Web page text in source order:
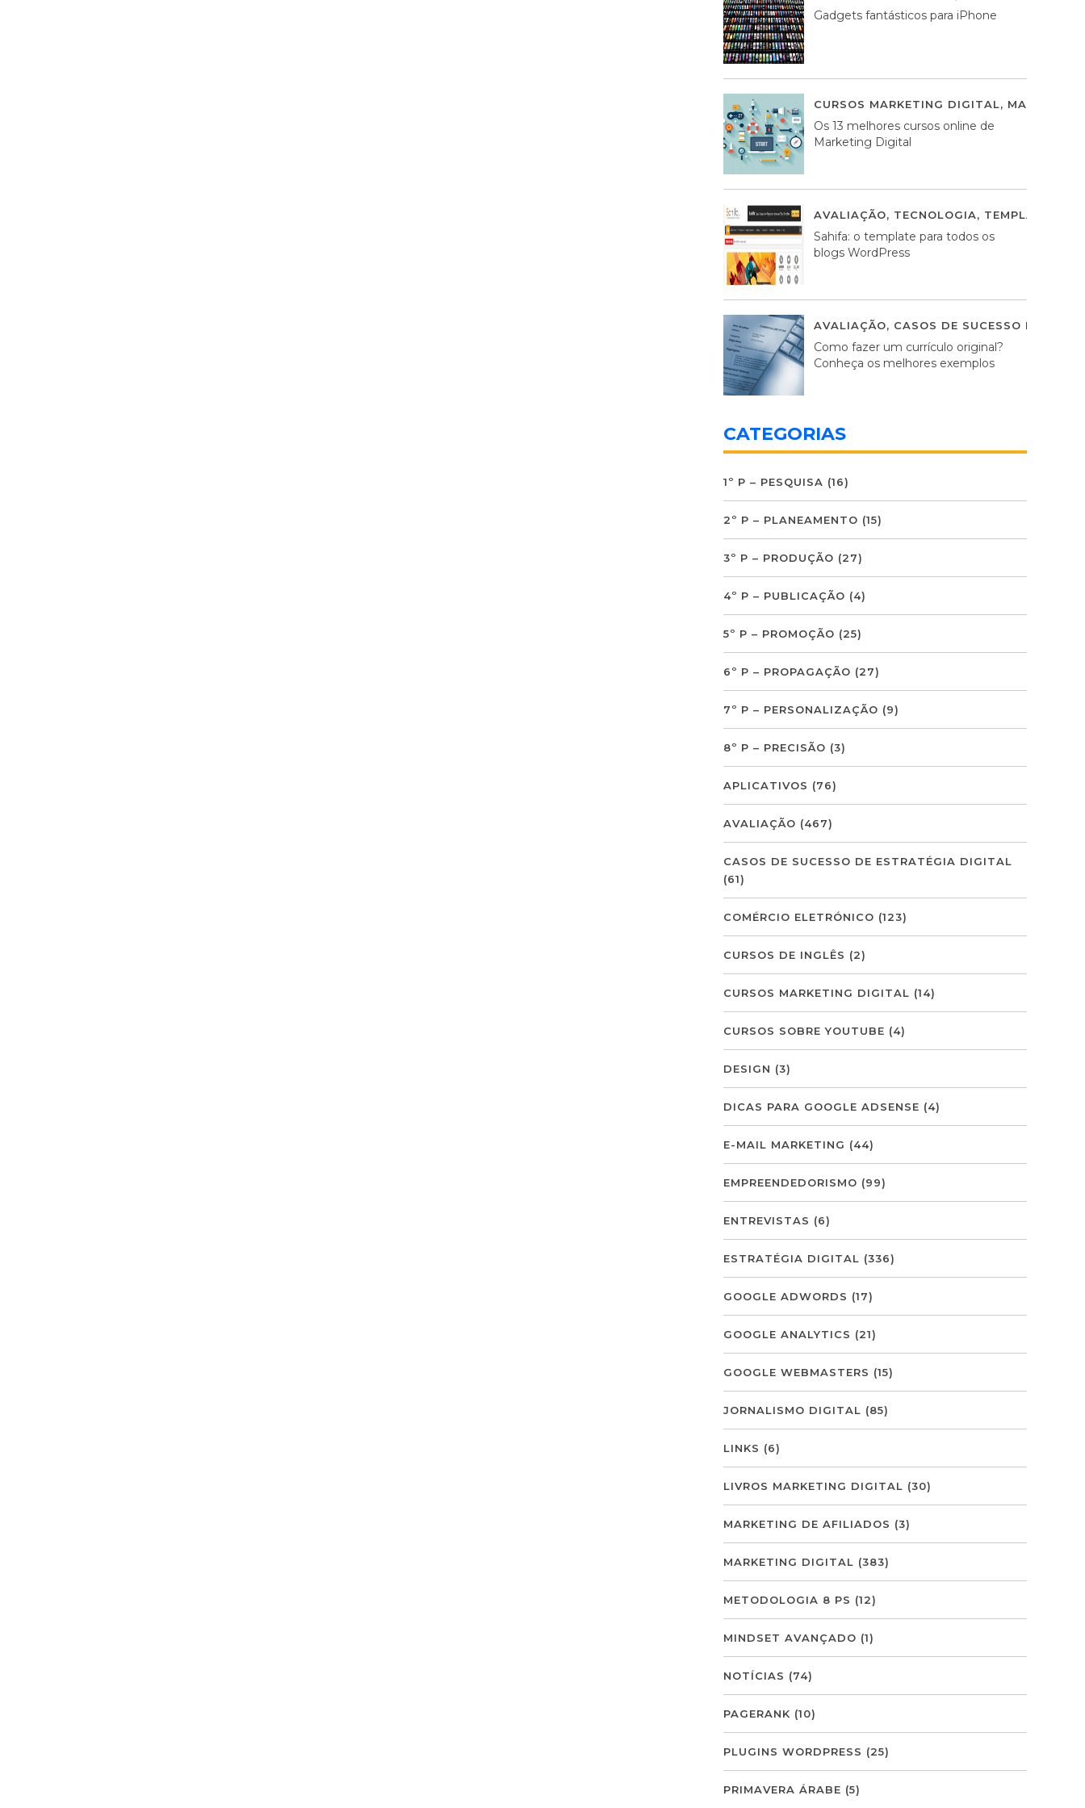
Gadgets fantásticos para iPhone
CURSOS MARKETING DIGITAL,
Os 13 melhores cursos online de
Marketing Digital
AVALIAÇÃO, TECNOLOGIA, TEMPLATES
Sahifa: o template para todos os
blogs WordPress
AVALIAÇÃO, CASOS DE SUCESSO DE
Como fazer um currículo original?
Conheça os melhores exemplos
CATEGORIAS
1º P – PESQUISA (16)
2º P – PLANEAMENTO (15)
3º P – PRODUÇÃO (27)
4º P – PUBLICAÇÃO (4)
5º P – PROMOÇÃO (25)
6º P – PROPAGAÇÃO (27)
7º P – PERSONALIZAÇÃO (9)
8º P – PRECISÃO (3)
APLICATIVOS (76)
AVALIAÇÃO (467)
CASOS DE SUCESSO DE ESTRATÉGIA DIGITAL
(61)
COMÉRCIO ELETRÓNICO (123)
CURSOS DE INGLÊS (2)
CURSOS MARKETING DIGITAL (14)
CURSOS SOBRE YOUTUBE (4)
DESIGN (3)
DICAS PARA GOOGLE ADSENSE (4)
E-MAIL MARKETING (44)
EMPREENDEDORISMO (99)
ENTREVISTAS (6)
ESTRATÉGIA DIGITAL (336)
GOOGLE ADWORDS (17)
GOOGLE ANALYTICS (21)
GOOGLE WEBMASTERS (15)
JORNALISMO DIGITAL (85)
LINKS (6)
LIVROS MARKETING DIGITAL (30)
MARKETING DE AFILIADOS (3)
MARKETING DIGITAL (383)
METODOLOGIA 8 PS (12)
MINDSET AVANÇADO (1)
NOTÍCIAS (74)
PAGERANK (10)
PLUGINS WORDPRESS (25)
PRIMAVERA ÁRABE (5)